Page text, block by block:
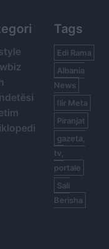
Tags
Edi Rama
Albania
News
Ilir Meta
Piranjat
gazeta,
tv,
portale
Sali
Berisha